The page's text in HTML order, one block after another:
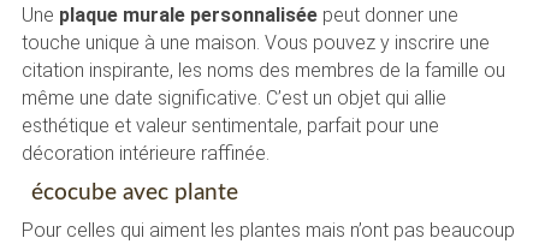
Une plaque murale personnaliséepeut donner une
touche unique à une maison. Vous pouvez y inscrire une
citation inspirante, les noms des membres de la famille ou
même une date significative. C’est un objet qui allie
esthétique et valeur sentimentale, parfait pour une
décoration intérieure raffinée.
écocube avec plante
Pour celles qui aiment les plantes mais n’ont pas beaucoup